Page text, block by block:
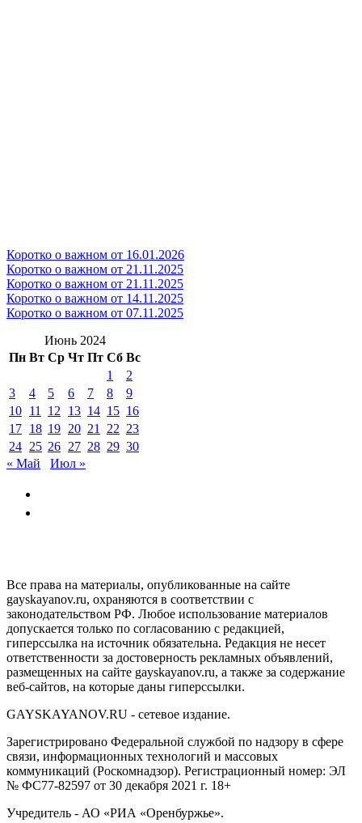
Коротко о важном от 16.01.2026
Коротко о важном от 21.11.2025
Коротко о важном от 21.11.2025
Коротко о важном от 14.11.2025
Коротко о важном от 07.11.2025
Июнь 2024
Пн Вт Ср Чт Пт Сб Вс
1
2
3
4 5 6 7 8
9
10 11 12 13 14 15 16
17 18 19 20 21 22 23
24 25 26 27 28 29 30
« Май
Июл »
Все права на материалы, опубликованные на сайте
gayskayanov.ru, охраняются в соответствии с
законодательством РФ. Любое использование материалов
допускается только по согласованию с редакцией,
гиперссылка на источник обязательна. Редакция не несет
ответственности за достоверность рекламных объявлений,
размещенных на сайте gayskayanov.ru, а также за содержание
веб-сайтов, на которые даны гиперссылки.
GAYSKAYANOV.RU - сетевое издание.
Зарегистрировано Федеральной службой по надзору в сфере
связи, информационных технологий и массовых
коммуникаций (Роскомнадзор). Регистрационный номер: ЭЛ
№ ФС77-82597 от 30 декабря 2021 г. 18+
Учредитель - АО «РИА «Оренбуржье».